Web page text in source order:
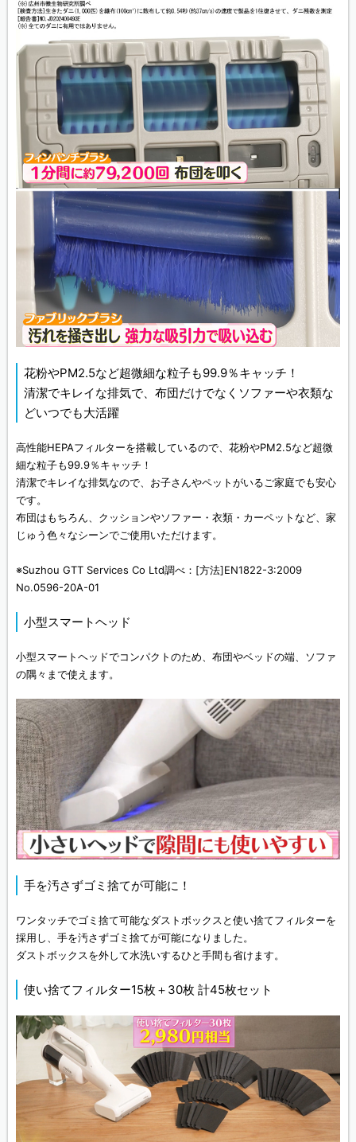
花粉やPM2.5など超微細な粒子も99.9％キャッチ！
清潔でキレイな排気で、布団だけでなくソファーや衣類な
どいつでも大活躍
高性能HEPAフィルターを搭載しているので、花粉やPM2.5など超微
細な粒子も99.9％キャッチ！
清潔でキレイな排気なので、お子さんやペットがいるご家庭でも安心
です。
布団はもちろん、クッションやソファー・衣類・カーペットなど、家
じゅう色々なシーンでご使用いただけます。
※Suzhou GTT Services Co Ltd調べ：[方法]EN1822-3:2009
No.0596-20A-01
小型スマートヘッド
小型スマートヘッドでコンパクトのため、布団やベッドの端、ソファ
の隅々まで使えます。
手を汚さずゴミ捨てが可能に！
ワンタッチでゴミ捨て可能なダストボックスと使い捨てフィルターを
採用し、手を汚さずゴミ捨てが可能になりました。
ダストボックスを外して水洗いするひと手間も省けます。
使い捨てフィルター15枚＋30枚 計45枚セット